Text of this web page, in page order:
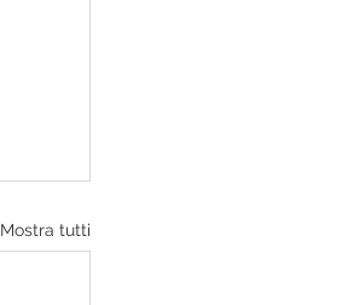
Mostra tutti